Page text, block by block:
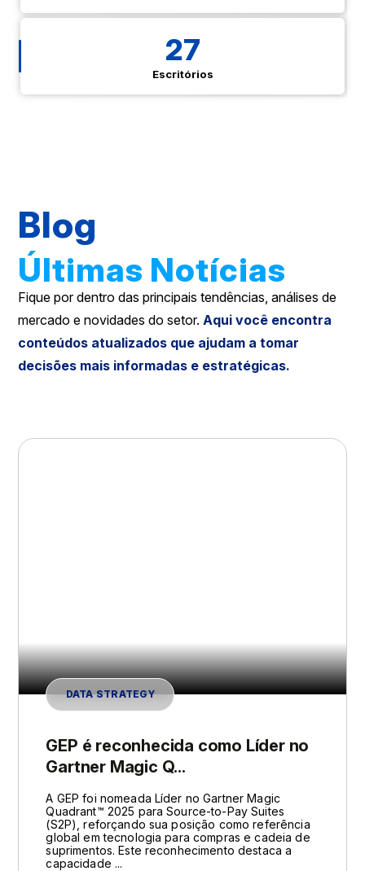
27
Escritórios
Blog
Últimas Notícias
Fique por dentro das principais tendências, análises de
mercado e novidades do setor. Aqui você encontra
conteúdos atualizados que ajudam a tomar
decisões mais informadas e estratégicas.
DATA STRATEGY
GEP é reconhecida como Líder no
Gartner Magic Q...
A GEP foi nomeada Líder no Gartner Magic
Quadrant™ 2025 para Source-to-Pay Suites
(S2P), reforçando sua posição como referência
global em tecnologia para compras e cadeia de
suprimentos. Este reconhecimento destaca a
capacidade ...